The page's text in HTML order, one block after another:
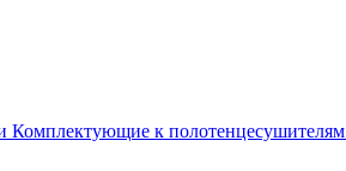
Комплектующие к полотенцесушителям